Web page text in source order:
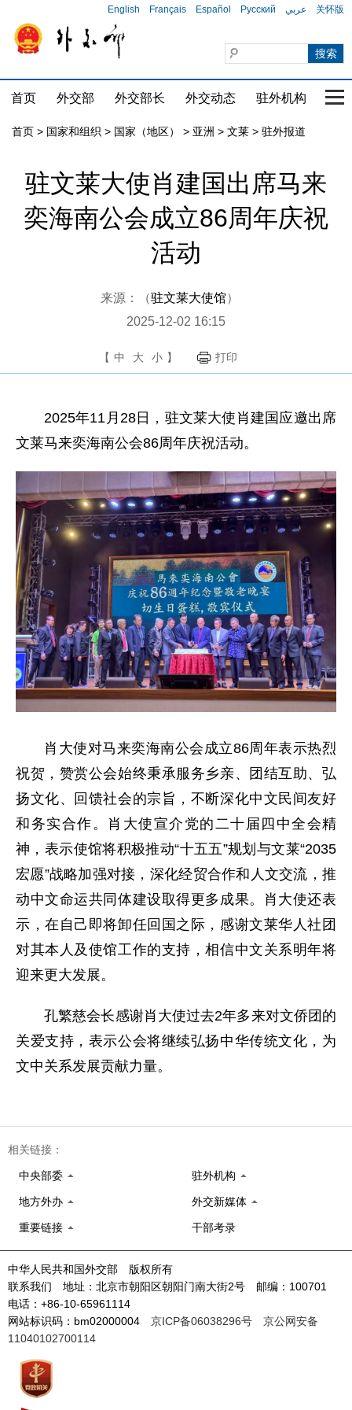
English Français Español Русский عربي 关怀版
首页 外交部 外交部长 外交动态 驻外机构 国
首页 > 国家和组织 > 国家（地区） > 亚洲 > 文莱 > 驻外报道
驻文莱大使肖建国出席马来
奕海南公会成立86周年庆祝
活动
来源：（驻文莱大使馆）
2025-12-02 16:15
【 中 大 小 】 打印
2025年11月28日，驻文莱大使肖建国应邀出席
文莱马来奕海南公会86周年庆祝活动。
肖大使对马来奕海南公会成立86周年表示热烈
祝贺，赞赏公会始终秉承服务乡亲、团结互助、弘
扬文化、回馈社会的宗旨，不断深化中文民间友好
和务实合作。肖大使宣介党的二十届四中全会精
神，表示使馆将积极推动“十五五”规划与文莱“2035
宏愿”战略加强对接，深化经贸合作和人文交流，推
动中文命运共同体建设取得更多成果。肖大使还表
示，在自己即将卸任回国之际，感谢文莱华人社团
对其本人及使馆工作的支持，相信中文关系明年将
迎来更大发展。
孔繁慈会长感谢肖大使过去2年多来对文侨团的
关爱支持，表示公会将继续弘扬中华传统文化，为
文中关系发展贡献力量。
相关链接：
中央部委 驻外机构
地方外办 外交新媒体
重要链接 干部考录
中华人民共和国外交部 版权所有
联系我们 地址：北京市朝阳区朝阳门南大街2号 邮编：100701
电话：+86-10-65961114
网站标识码：bm02000004 京ICP备06038296号
京公网安备
11040102700114